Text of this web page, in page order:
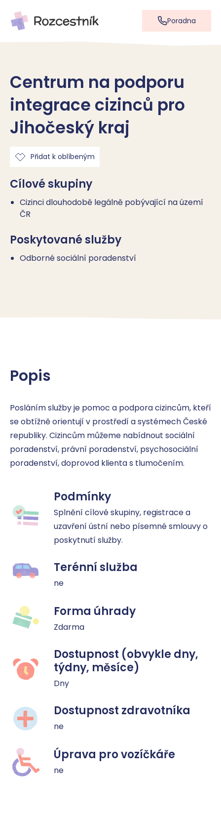
Poradna
Centrum na podporu
integrace cizinců pro
Jihočeský kraj
Přidat k oblíbeným
Cílové skupiny
Cizinci dlouhodobě legálně pobývající na území
ČR
Poskytované služby
Odborné sociální poradenství
Popis
Posláním služby je pomoc a podpora cizincům, kteří
se obtížně orientují v prostředí a systémech České
republiky. Cizincům můžeme nabídnout sociální
poradenství, právní poradenství, psychosociální
poradenství, doprovod klienta s tlumočením.
Podmínky
Splnění cílové skupiny, registrace a
uzavření ústní nebo písemné smlouvy o
poskytnutí služby.
Terénní služba
ne
Forma úhrady
Zdarma
Dostupnost (obvykle dny,
týdny, měsíce)
Dny
Dostupnost zdravotníka
ne
Úprava pro vozíčkáře
ne